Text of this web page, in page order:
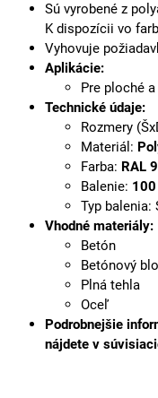
Sú vyrobené z
K dispozícii vo
Vyhovuje
Aplikácie:
Pre ploché
Technické údaje:
Rozmery
Materiál:
Farba: RAL
Balenie:
Typ balenia:
Vhodné materiály:
Betón
Betónový
Plná tehla
Oceľ
Podrobnejšie
nájdete v